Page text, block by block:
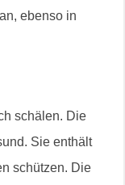
ebenso in
schälen. Die
Sie enthält
schützen. Die